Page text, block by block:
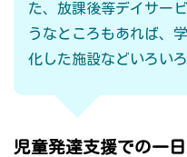
た、放課後等デイサー
うなところもあれば、
化した施設などいろいろ
児童発達支援での一